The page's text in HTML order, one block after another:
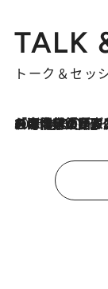
TALK
トーク＆セッ
2026.8.3
「今後値上げがあるとすれば…」「リスクがあるのは今年の冬」エネルギー専門家が語る、ホルムズ海峡封鎖が家庭にもたらす“ある心配”